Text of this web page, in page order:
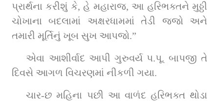
પ્રાર્થના કરીશું કે, હે મહારાજ, આ હરિભક્તને મુઠ્ઠી
ચોખાના બદલામાં અક્ષરધામમાં તેડી જજો અને
તમારી મૂર્તિનું ખૂબ સુખ આપજો.”
એવા આશીર્વાદ આપી ગુરુવર્ય પ.પૂ. બાપજી તે
દિવસે આગળ વિચરણમાં નીકળી ગયા.
ચાર-છ મહિના પછી આ વાળંદ હરિભક્ત થોડા